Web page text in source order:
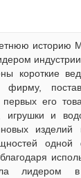
историю
короткие
фирму,
его
игрушки и
лидером в